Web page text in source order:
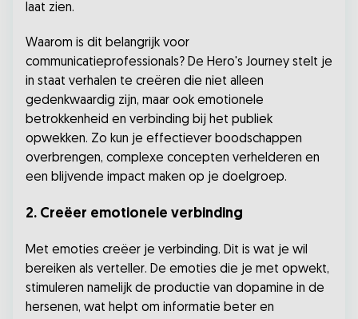
laat zien.
Waarom is dit belangrijk voor
communicatieprofessionals? De Hero's Journey stelt je
in staat verhalen te creëren die niet alleen
gedenkwaardig zijn, maar ook emotionele
betrokkenheid en verbinding bij het publiek
opwekken. Zo kun je effectiever boodschappen
overbrengen, complexe concepten verhelderen en
een blijvende impact maken op je doelgroep.
2. Creëer emotionele verbinding
Met emoties creëer je verbinding. Dit is wat je wil
bereiken als verteller. De emoties die je met opwekt,
stimuleren namelijk de productie van dopamine in de
hersenen, wat helpt om informatie beter en